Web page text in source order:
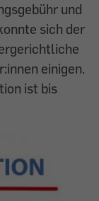
und
sich der
einigen.
ist bis